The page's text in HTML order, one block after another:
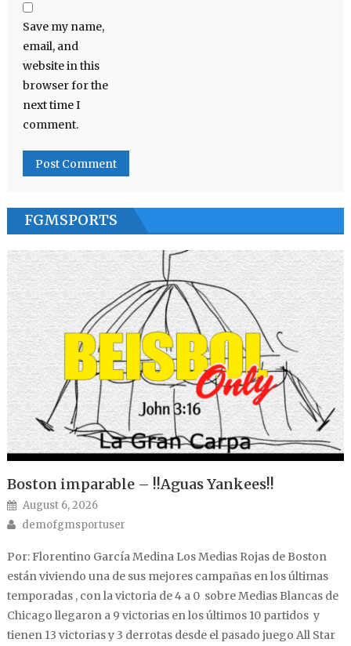
Save my name,
email, and
website in this
browser for the
next time I
comment.
FGMSPORTS
Boston imparable – !!Aguas Yankees!!
Posted on
August 6, 2026
Author
demofgmsportuser
Por: Florentino García Medina Los Medias Rojas de Boston
están viviendo una de sus mejores campañas en los últimas
temporadas , con la victoria de 4 a 0 sobre Medias Blancas de
Chicago llegaron a 9 victorias en los últimos 10 partidos y
tienen 13 victorias y 3 derrotas desde el pasado juego All Star